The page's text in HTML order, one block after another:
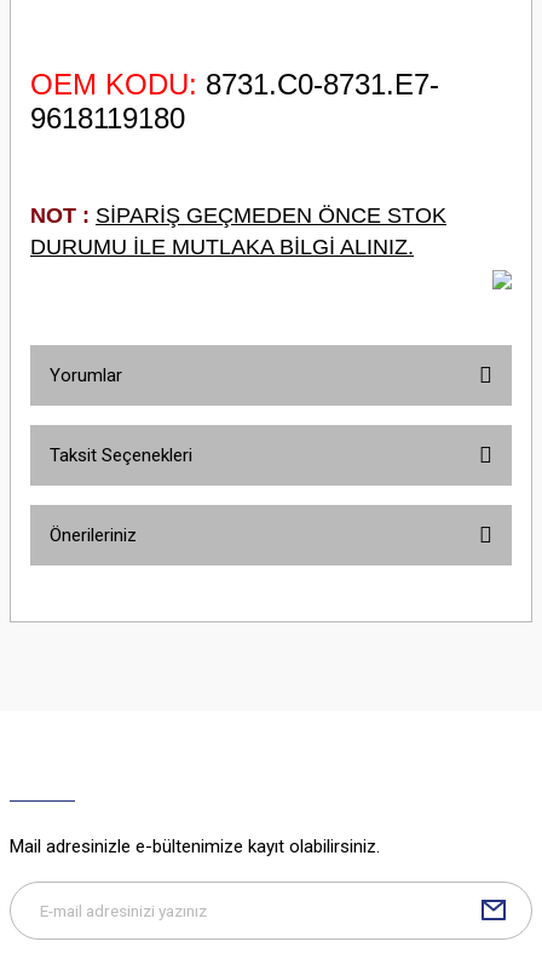
OEM KODU: 8731.C0-8731.E7-
9618119180
NOT : SİPARİŞ GEÇMEDEN ÖNCE STOK
DURUMU İLE MUTLAKA BİLGİ ALINIZ.
Yorumlar
Taksit Seçenekleri
Önerileriniz
yetersiz gördüğünüz noktaları öneri formunu kullanarak tarafımıza
Bu ürüne benzer farklı alternatifler olmalı.
Mail adresinizle e-bültenimize kayıt olabilirsiniz.